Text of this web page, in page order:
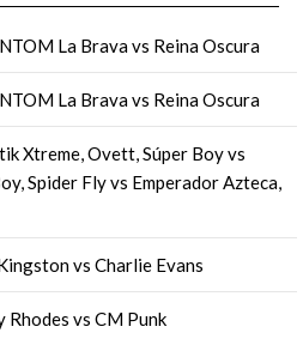
La Brava vs Reina Oscura
La Brava vs Reina Oscura
Xtreme, Ovett, Súper Boy vs
Spider Fly vs Emperador Azteca,
vs Charlie Evans
vs CM Punk